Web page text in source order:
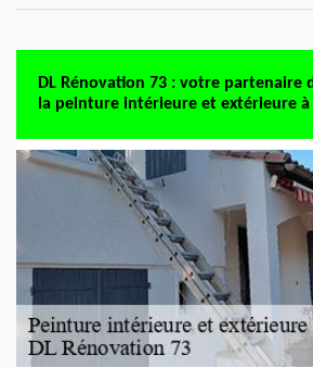
DL Rénovation 73 : votre partenaire
la peinture intérieure et extérieure à